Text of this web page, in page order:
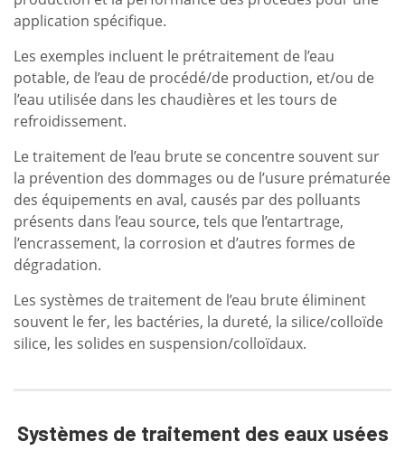
application spécifique.
Les exemples incluent le prétraitement de l’eau
potable, de l’eau de procédé/de production, et/ou de
l’eau utilisée dans les chaudières et les tours de
refroidissement.
Le traitement de l’eau brute se concentre souvent sur
la prévention des dommages ou de l’usure prématurée
des équipements en aval, causés par des polluants
présents dans l’eau source, tels que l’entartrage,
l’encrassement, la corrosion et d’autres formes de
dégradation.
Les systèmes de traitement de l’eau brute éliminent
souvent le fer, les bactéries, la dureté, la silice/colloïde
silice, les solides en suspension/colloïdaux.
Systèmes de traitement des eaux usées